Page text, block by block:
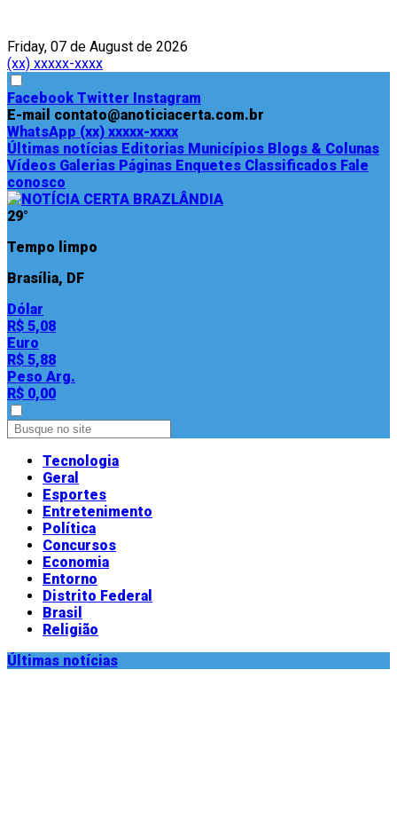
Friday, 07 de August de 2026
(xx) xxxxx-xxxx
Facebook Twitter Instagram
E-mail contato@anoticiacerta.com.br
WhatsApp (xx) xxxxx-xxxx
Últimas notícias Editorias Municípios Blogs & Colunas
Vídeos Galerias Páginas Enquetes Classificados Fale
conosco
29°
Tempo limpo
Brasília, DF
Dólar
R$ 5,08
Euro
R$ 5,88
Peso Arg.
R$ 0,00
Tecnologia
Geral
Esportes
Entretenimento
Política
Concursos
Economia
Entorno
Distrito Federal
Brasil
Religião
Últimas notícias